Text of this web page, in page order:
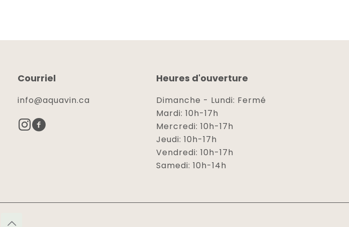
Courriel
info@aquavin.ca
Heures d'ouverture
Dimanche - Lundi: Fermé
Mardi: 10h-17h
Mercredi: 10h-17h
Jeudi: 10h-17h
Vendredi: 10h-17h
Samedi: 10h-14h